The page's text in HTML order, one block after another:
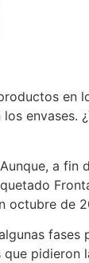
en
envases.
a
octubre de
pidieron